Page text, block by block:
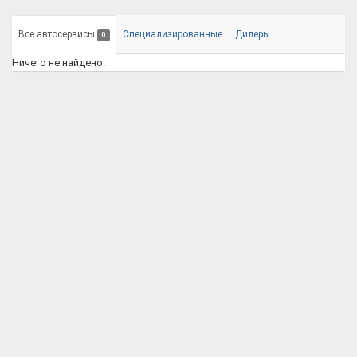
Все автосервисы 0 Специализированные Дилеры
Ничего не найдено.